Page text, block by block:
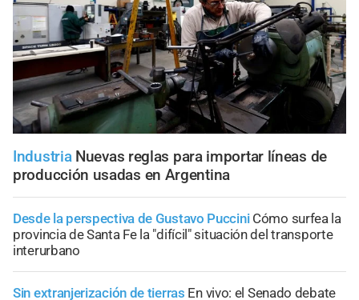
Industria Nuevas reglas para importar líneas de
producción usadas en Argentina
Desde la perspectiva de Gustavo Puccini Cómo surfea la
provincia de Santa Fe la "difícil" situación del transporte
interurbano
Sin extranjerización de tierras En vivo: el Senado debate